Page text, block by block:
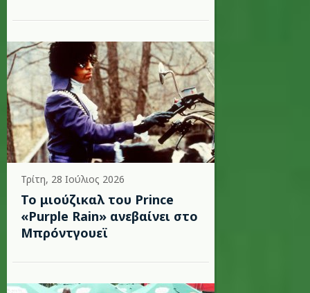
Τρίτη, 28 Ιούλιος 2026
Το μιούζικαλ του Prince
«Purple Rain» ανεβαίνει στο
Μπρόντγουεϊ